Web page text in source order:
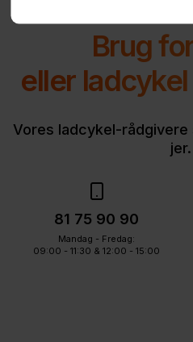
Brug
eller
Vores ladcykel-
jer.
81 75 90 90
Mandag - Fredag:
09:00 - 11:30 & 12:00 - 15:00